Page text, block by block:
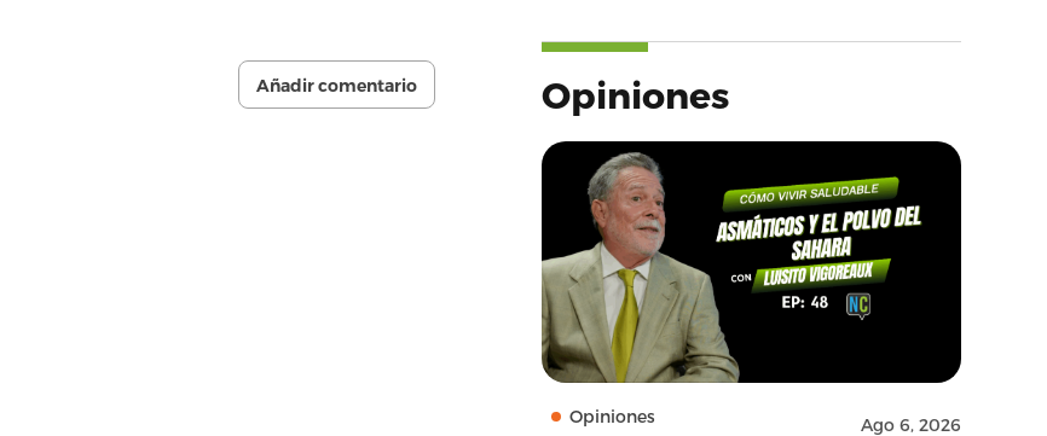
Añadir comentario Opiniones
Opiniones Ago 6, 2026